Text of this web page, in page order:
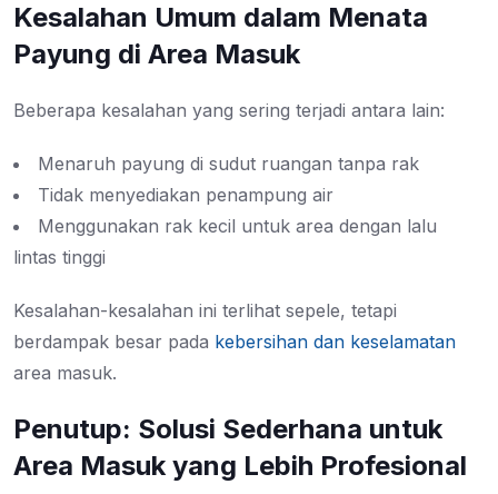
Kesalahan Umum dalam Menata
Payung di Area Masuk
Beberapa kesalahan yang sering terjadi antara lain:
Menaruh payung di sudut ruangan tanpa rak
Tidak menyediakan penampung air
Menggunakan rak kecil untuk area dengan lalu
lintas tinggi
Kesalahan-kesalahan ini terlihat sepele, tetapi
berdampak besar pada kebersihan dan keselamatan
area masuk.
Penutup: Solusi Sederhana untuk
Area Masuk yang Lebih Profesional